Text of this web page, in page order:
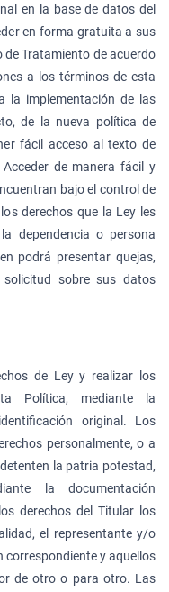
en la base de datos del
en forma gratuita a sus
Tratamiento de acuerdo
a los términos de esta
la implementación de las
de la nueva política de
fácil acceso al texto de
de manera fácil y
bajo el control de
derechos que la Ley les
dependencia o persona
podrá presentar quejas,
sobre sus datos
de Ley y realizar los
Política, mediante la
original. Los
personalmente, o a
la patria potestad,
la documentación
derechos del Titular los
el representante y/o
y aquellos
de otro o para otro. Las